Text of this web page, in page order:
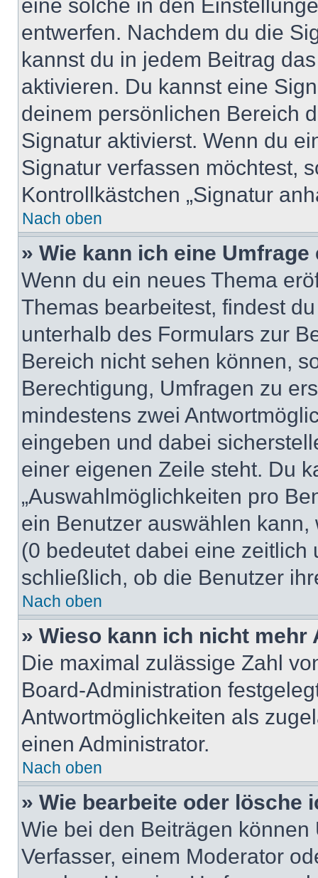
eine solche in den
entwerfen. Nachdem du die
kannst du in jedem Beitrag
aktivieren. Du kannst eine
deinem persönlichen Bereich
Signatur aktivierst. Wenn du
Signatur verfassen möchtest,
Kontrollkästchen „Signatur
Nach oben
» Wie kann ich eine
Wenn du ein neues Thema
Themas bearbeitest, findest
unterhalb des Formulars zur
Bereich nicht sehen können,
Berechtigung, Umfragen zu
mindestens zwei
eingeben und dabei
einer eigenen Zeile steht. Du
„Auswahlmöglichkeiten pro
ein Benutzer auswählen
(0 bedeutet dabei eine
schließlich, ob die Benutzer
Nach oben
» Wieso kann ich nicht
Die maximal zulässige Zahl
Board-Administration
Antwortmöglichkeiten als
einen Administrator.
Nach oben
» Wie bearbeite oder lösche
Wie bei den Beiträgen
Verfasser, einem Moderator